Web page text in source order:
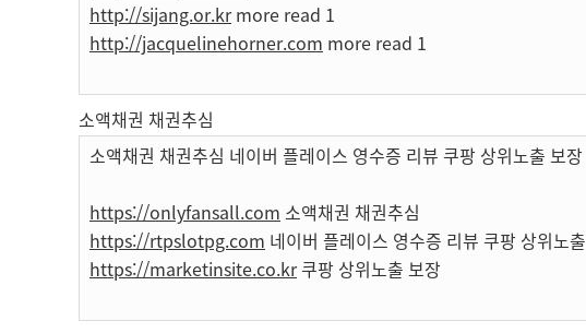
http://sijang.or.krmore read 1
http://jacquelinehorner.com more read 1
소액채권 채권추심
소액채권 채권추심 네이버 플레이스 영수증 리뷰 쿠팡 상위노출 보장
https://onlyfansall.com 소액채권 채권추심
https://rtpslotpg.com 네이버 플레이스 영수증 리뷰 쿠팡 상위노
https://marketinsite.co.kr쿠팡 상위노출 보장